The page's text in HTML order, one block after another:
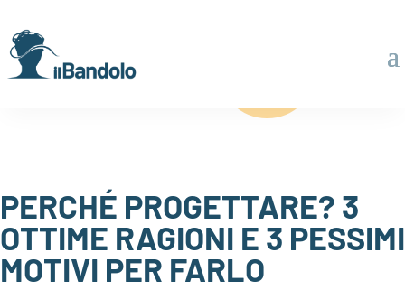
PERCHÉ PROGETTARE? 3
OTTIME RAGIONI E 3 PESSIMI
MOTIVI PER FARLO